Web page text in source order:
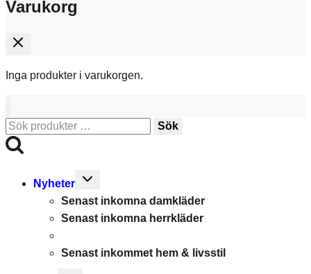
Varukorg
Inga produkter i varukorgen.
Sök
efter:
Sök
Nyheter
Toggle
menu
Senast inkomna damkläder
Senast inkomna herrkläder
Senast inkommet hem & livsstil